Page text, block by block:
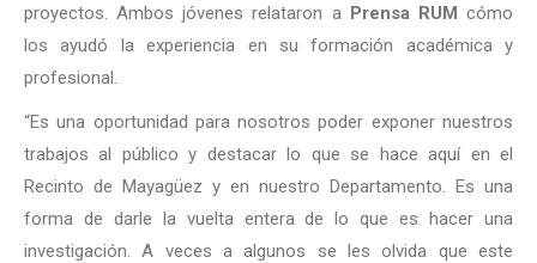
proyectos. Ambos jóvenes relataron a Prensa RUM cómo
los ayudó la experiencia en su formación académica y
profesional.
“Es una oportunidad para nosotros poder exponer nuestros
trabajos al público y destacar lo que se hace aquí en el
Recinto de Mayagüez y en nuestro Departamento. Es una
forma de darle la vuelta entera de lo que es hacer una
investigación. A veces a algunos se les olvida que este